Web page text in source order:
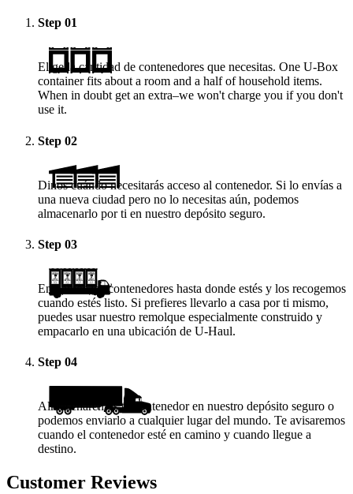
Step 01
Elige la cantidad de contenedores que necesitas. One U-Box
container fits about a room and a half of household items.
When in doubt get an extra–we won't charge you if you don't
use it.
Step 02
Dinos cuándo necesitarás acceso al contenedor. Si lo envías a
una nueva ciudad pero no lo necesitas aún, podemos
almacenarlo por ti en nuestro depósito seguro.
Step 03
Enviamos los contenedores hasta donde estés y los recogemos
cuando estés listo. Si prefieres llevarlo a casa por ti mismo,
puedes usar nuestro remolque especialmente construido y
empacarlo en una ubicación de U-Haul.
Step 04
Almacenaremos tu contenedor en nuestro depósito seguro o
podemos enviarlo a cualquier lugar del mundo. Te avisaremos
cuando el contenedor esté en camino y cuando llegue a
destino.
Customer Reviews